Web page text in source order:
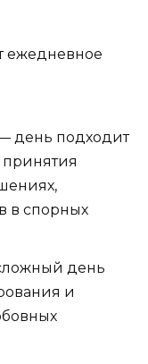
ежедневное
день подходит
в спорных
день
и